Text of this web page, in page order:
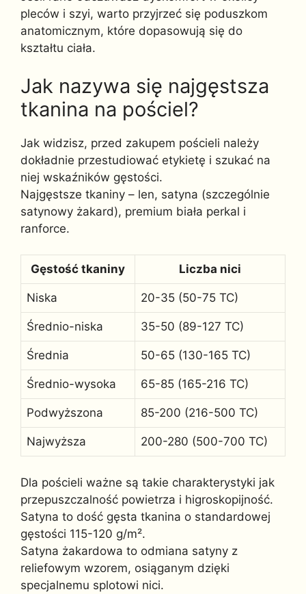
pleców i szyi, warto przyjrzeć się poduszkom
anatomicznym, które dopasowują się do
kształtu ciała.
Jak nazywa się najgęstsza
tkanina na pościel?
Jak widzisz, przed zakupem pościeli należy
dokładnie przestudiować etykietę i szukać na
niej wskaźników gęstości.
Najgęstsze tkaniny – len, satyna (szczególnie
satynowy żakard), premium biała perkal i
ranforce.
Gęstość tkaniny Liczba nici
Niska 20-35 (50-75 TC)
Średnio-niska 35-50 (89-127 TC)
Średnia 50-65 (130-165 TC)
Średnio-wysoka 65-85 (165-216 TC)
Podwyższona 85-200 (216-500 TC)
Najwyższa 200-280 (500-700 TC)
Dla pościeli ważne są takie charakterystyki jak
przepuszczalność powietrza i higroskopijność.
Satyna to dość gęsta tkanina o standardowej
gęstości 115-120 g/m².
Satyna żakardowa to odmiana satyny z
reliefowym wzorem, osiąganym dzięki
specjalnemu splotowi nici.